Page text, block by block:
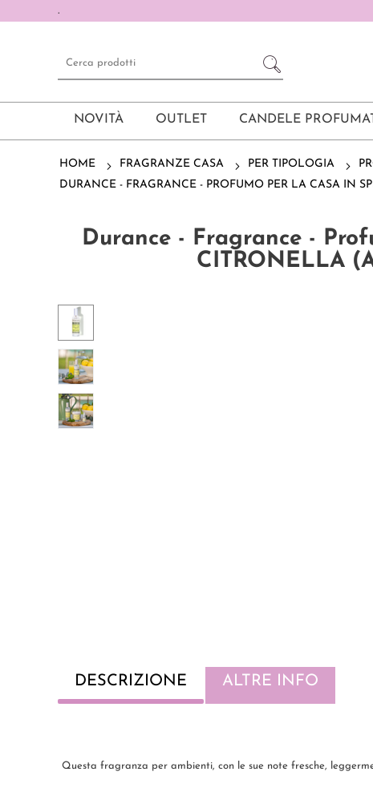
.
NOVITÀ OUTLET CANDELE
HOME FRAGRANZE CASA PER TIPOLOGIA
DURANCE - FRAGRANCE - PROFUMO PER LA CASA IN
Durance - Fragrance -
CITRONELLA
DESCRIZIONE ALTRE INFO
Questa fragranza per ambienti, con le sue note fresche,